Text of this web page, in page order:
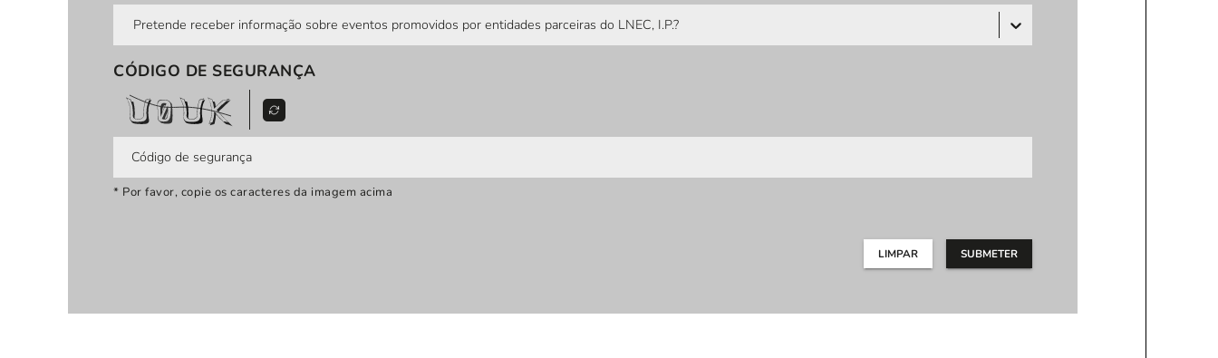
Pretende receber informação sobre eventos promovidos por entidades parceiras do LNEC, I.P.?
CÓDIGO DE SEGURANÇA
* Por favor, copie os caracteres da imagem acima
LIMPAR SUBMETER